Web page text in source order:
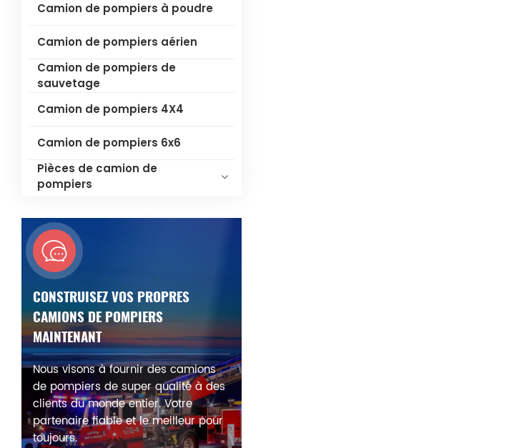
Camion de pompiers à poudre
Camion de pompiers aérien
Camion de pompiers de
sauvetage
Camion de pompiers 4X4
Camion de pompiers 6x6
Pièces de camion de
pompiers
CONSTRUISEZ VOS PROPRES
CAMIONS DE POMPIERS
MAINTENANT
Nous visons à fournir des camions
de pompiers de super qualité à des
clients du monde entier. Votre
partenaire fiable et le meilleur pour
toujours.